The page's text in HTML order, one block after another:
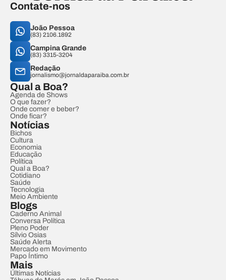
Contate-nos
João Pessoa
(83) 2106.1892
Campina Grande
(83) 3315-3204
Redação
jornalismo@jornaldaparaiba.com.br
Qual a Boa?
Agenda de Shows
O que fazer?
Onde comer e beber?
Onde ficar?
Notícias
Bichos
Cultura
Economia
Educação
Política
Qual a Boa?
Cotidiano
Saúde
Tecnologia
Meio Ambiente
Blogs
Caderno Animal
Conversa Política
Pleno Poder
Sílvio Osias
Saúde Alerta
Mercado em Movimento
Papo Íntimo
Mais
Últimas Notícias